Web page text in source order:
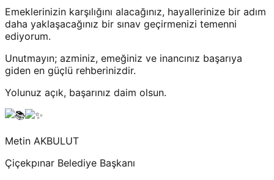
Emeklerinizin karşılığını alacağınız, hayallerinize bir adım
daha yaklaşacağınız bir sınav geçirmenizi temenni
ediyorum.
Unutmayın; azminiz, emeğiniz ve inancınız başarıya
giden en güçlü rehberinizdir.
Yolunuz açık, başarınız daim olsun.
Metin AKBULUT
Çiçekpınar Belediye Başkanı